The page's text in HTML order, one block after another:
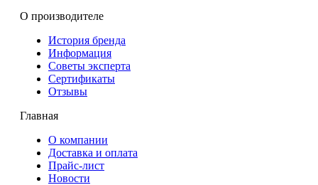
О производителе
История бренда
Информация
Советы эксперта
Сертификаты
Отзывы
Главная
О компании
Доставка и оплата
Прайс-лист
Новости